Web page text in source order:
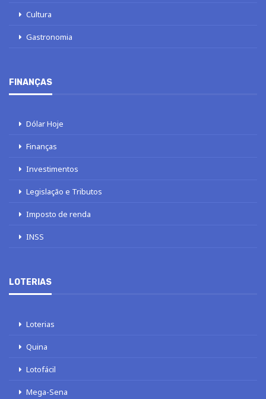
Cultura
Gastronomia
FINANÇAS
Dólar Hoje
Finanças
Investimentos
Legislação e Tributos
Imposto de renda
INSS
LOTERIAS
Loterias
Quina
Lotofácil
Mega-Sena